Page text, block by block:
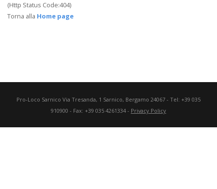
(Http Status Code:404)
Torna alla Home page
Pro-Loco Sarnico Via Tresanda, 1 Sarnico, Bergamo 24067 - Tel: +39 035
910900 - Fax: +39 035 4261334 - Privacy Policy